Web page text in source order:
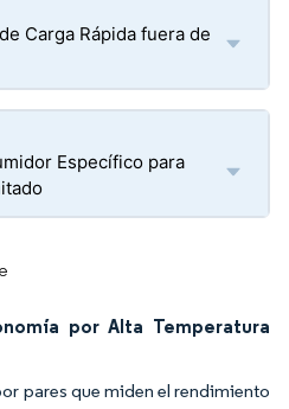
Carga Rápida fuera de
Específico para
por Alta Temperatura
pares que miden el rendimiento